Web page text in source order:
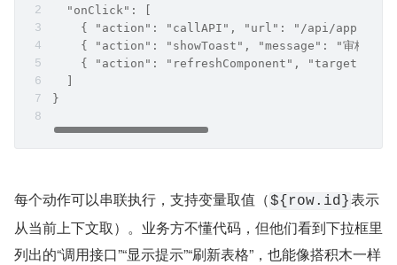
  "onClick": [
{ "action": "callAPI", "url": "/api/
{ "action": "showToast", "message": "审核成功
{ "action": "refreshComponent", "target":
}
每个动作可以串联执行，支持变量取值（${row.id}表示
从当前上下文取）。业务方不懂代码，但他们看到下拉框里
列出的“调用接口”“显示提示”“刷新表格”，也能像搭积木一样